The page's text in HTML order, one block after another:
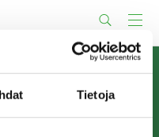
Tietoja
joka